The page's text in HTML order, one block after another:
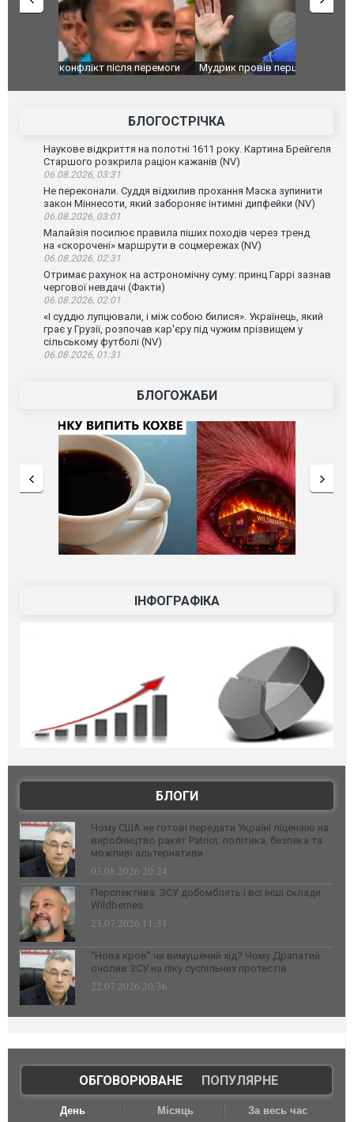
Мудрик провів перший матч за "Челсі" після
під час
Франції
БЛОГОСТРІЧКА
Наукове відкриття на полотні 1611 року. Картина Брейгеля
Старшого розкрила раціон кажанів (NV)
06.08.2026, 03:31
Не переконали. Суддя відхилив прохання Маска зупинити
закон Міннесоти, який забороняє інтимні дипфейки (NV)
06.08.2026, 03:01
Малайзія посилює правила піших походів через тренд
на «скорочені» маршрути в соцмережах (NV)
06.08.2026, 02:31
Отримає рахунок на астрономічну суму: принц Гаррі зазнав
чергової невдачі (Факти)
06.08.2026, 02:01
«І суддю лупцювали, і між собою билися». Українець, який
грає у Грузії, розпочав кар'єру під чужим прізвищем у
сільському футболі (NV)
06.08.2026, 01:31
БЛОГОЖАБИ
ІНФОГРАФІКА
БЛОГИ
Чому США не готові передати Україні ліцензію на
виробництво ракет Patriot: політика, безпека та
можливі альтернативи
03.08.2026 20:24
Перспектива: ЗСУ добомблять і всі інші склади
Wildberries
23.07.2026 11:31
“Нова кров” чи вимушений хід? Чому Драпатий
очолив ЗСУ на піку суспільних протестів
22.07.2026 20:36
ОБГОВОРЮВАНЕ| ПОПУЛЯРНЕ
День Місяць За весь час